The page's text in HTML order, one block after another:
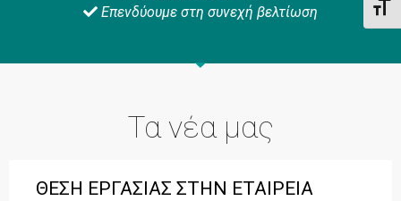
Επενδύουμε στη συνεχή βελτίωση
Τα νέα μας
ΘΕΣΗ ΕΡΓΑΣΙΑΣ ΣΤΗΝ ΕΤΑΙΡΕΙΑ